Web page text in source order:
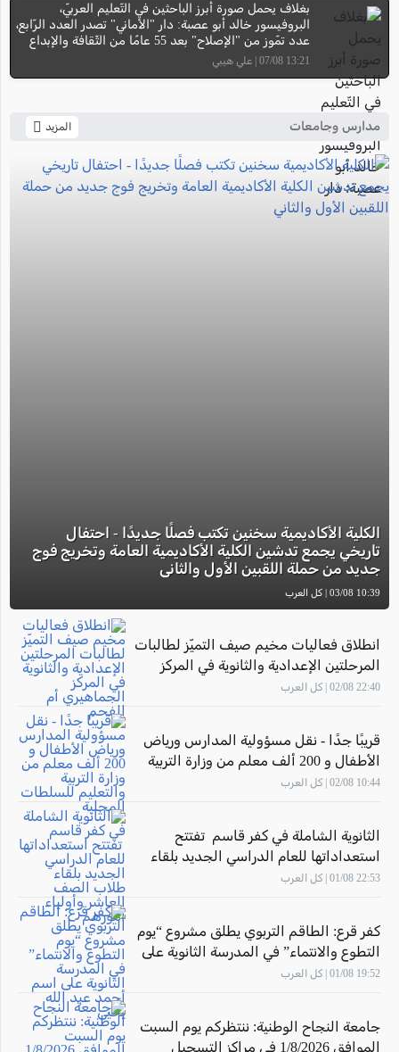
بغلاف يحمل صورة أبرز الباحثين في التّعليم العربيّ،
البروفيسور خالد أبو عصبة: دار "الأماني" تصدر العدد الرّابع،
عدد تمّوز من "الإصلاح" بعد 55 عامًا من الثّقافة والإبداع
13:21 07/08 | علي هيبي
مدارس وجامعات المزيد
الكلية الأكاديمية سخنين تكتب فصلًا جديدًا - احتفال
تاريخي يجمع تدشين الكلية الأكاديمية العامة وتخريج فوج
جديد من حملة اللقبين الأول والثاني
10:39 03/08 | كل العرب
انطلاق فعاليات مخيم صيف التميّز لطالبات
المرحلتين الإعدادية والثانوية في المركز
الجماهيري أم الفحم
22:40 02/08 | كل العرب
قريبًا جدًا - نقل مسؤولية المدارس ورياض
الأطفال و 200 ألف معلم من وزارة التربية
والتعليم للسلطات المحلية
10:44 02/08 | كل العرب
الثانوية الشاملة في كفر قاسم تفتتح
استعداداتها للعام الدراسي الجديد بلقاء
طلاب الصف العاشر وأولياء أمورهم
22:53 01/08 | كل العرب
كفر قرع: الطاقم التربوي يطلق مشروع “يوم
التطوع والانتماء” في المدرسة الثانوية على
اسم أحمد عبد الله يحيى
19:52 01/08 | كل العرب
جامعة النجاح الوطنية: ننتظركم يوم السبت
الموافق 1/8/2026 في مراكز التسجيل